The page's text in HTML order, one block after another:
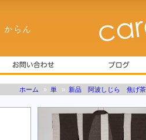
ホーム » 単 » 新品 阿波しじら 焦げ茶